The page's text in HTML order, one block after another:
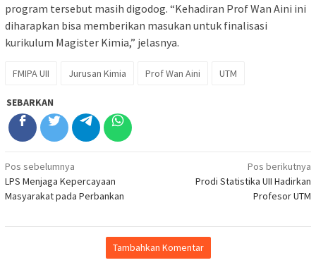
program tersebut masih digodog. “Kehadiran Prof Wan Aini ini
diharapkan bisa memberikan masukan untuk finalisasi
kurikulum Magister Kimia,” jelasnya.
FMIPA UII Jurusan Kimia Prof Wan Aini UTM
SEBARKAN
Navigasi
pos
Pos sebelumnya
LPS Menjaga Kepercayaan
Masyarakat pada Perbankan
Pos berikutnya
Prodi Statistika UII Hadirkan
Profesor UTM
Tambahkan Komentar